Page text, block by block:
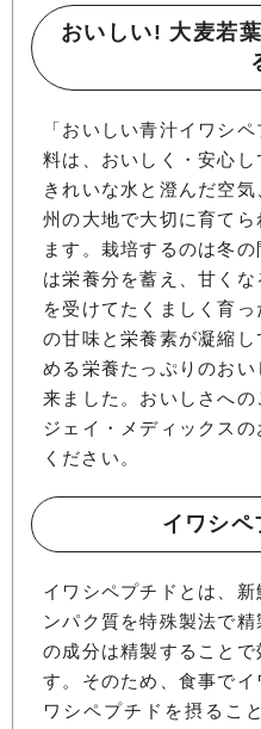
おいしい! 大麦若
「おいしい青汁イワシ
料は、おいしく・安心し
きれいな水と澄んだ空
州の大地で大切に育て
ます。栽培するのは冬
は栄養分を蓄え、甘く
を受けてたくましく育
の甘味と栄養素が凝縮
める栄養たっぷりのお
来ました。おいしさへの
ジェイ・メディックス
ください。
イワシペ
イワシペプチドとは、
ンパク質を特殊製法で
の成分は精製すること
す。そのため、食事で
ワシペプチドを摂るこ